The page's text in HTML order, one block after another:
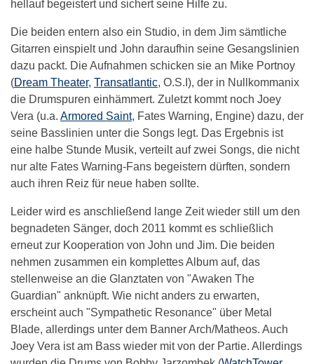
hellauf begeistert und sichert seine Hilfe zu.
Die beiden entern also ein Studio, in dem Jim sämtliche
Gitarren einspielt und John daraufhin seine Gesangslinien
dazu packt. Die Aufnahmen schicken sie an Mike Portnoy
(Dream Theater, Transatlantic, O.S.I), der in Nullkommanix
die Drumspuren einhämmert. Zuletzt kommt noch Joey
Vera (u.a. Armored Saint, Fates Warning, Engine) dazu, der
seine Basslinien unter die Songs legt. Das Ergebnis ist
eine halbe Stunde Musik, verteilt auf zwei Songs, die nicht
nur alte Fates Warning-Fans begeistern dürften, sondern
auch ihren Reiz für neue haben sollte.
Leider wird es anschließend lange Zeit wieder still um den
begnadeten Sänger, doch 2011 kommt es schließlich
erneut zur Kooperation von John und Jim. Die beiden
nehmen zusammen ein komplettes Album auf, das
stellenweise an die Glanztaten von "Awaken The
Guardian" anknüpft. Wie nicht anders zu erwarten,
erscheint auch "Sympathetic Resonance" über Metal
Blade, allerdings unter dem Banner Arch/Matheos. Auch
Joey Vera ist am Bass wieder mit von der Partie. Allerdings